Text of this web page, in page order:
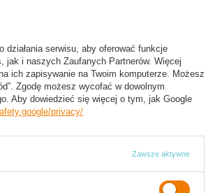
Nową oryginalną
NILS
Nasz firmowy
działania serwisu, aby oferować funkcje
jak i naszych Zaufanych Partnerów. Więcej
ich zapisywanie na Twoim komputerze. Możesz
Zgodę możesz wycofać w dowolnym
Aby dowiedzieć się więcej o tym, jak Google
privacy/
Zawsze aktywne